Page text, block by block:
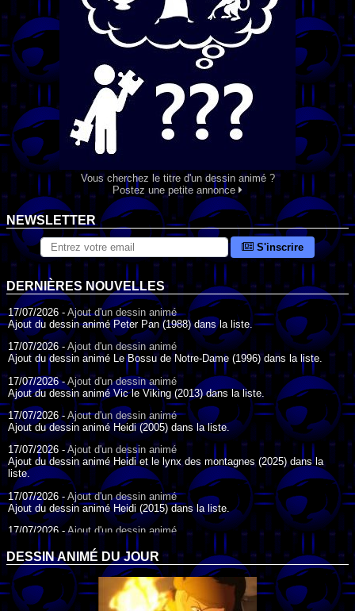
Vous cherchez le titre d'un dessin animé ?
Postez une petite annonce
NEWSLETTER
S'inscrire
DERNIÈRES NOUVELLES
17/07/2026 - Ajout d'un dessin animé
Ajout du dessin animé Peter Pan (1988) dans la liste.
17/07/2026 -Ajout d'un dessin animé
Ajout du dessin animé Le Bossu de Notre-Dame (1996) dans la liste.
17/07/2026 -Ajout d'un dessin animé
Ajout du dessin animé Vic le Viking (2013) dans la liste.
17/07/2026 - Ajout d'un dessin animé
Ajout du dessin animé Heidi (2005) dans la liste.
17/07/2026 - Ajout d'un dessin animé
Ajout du dessin animé Heidi et le lynx des montagnes (2025) dans la
liste.
17/07/2026 - Ajout d'un dessin animé
Ajout du dessin animé Heidi (2015) dans la liste.
17/07/2026 -Ajout d'un dessin animé
Ajout du dessin animé Heidi (1995) dans la liste.
09/07/2026 -Ajout d'un dessin animé
Ajout du dessin animé Genki l'Aventurier de la Chance (2006) dans la
liste.
DESSIN ANIMÉ DU JOUR